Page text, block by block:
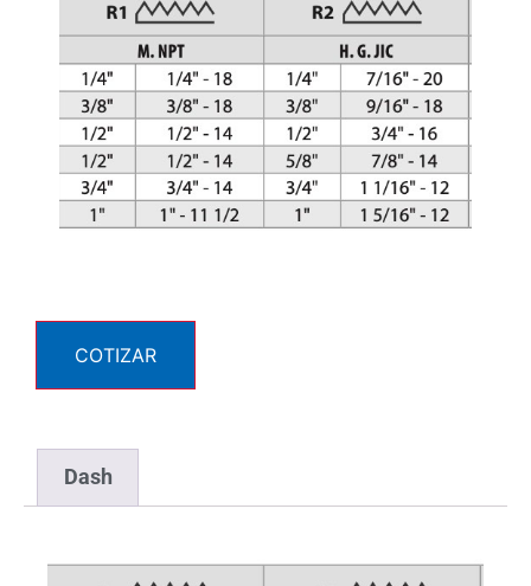
COTIZAR
Dash